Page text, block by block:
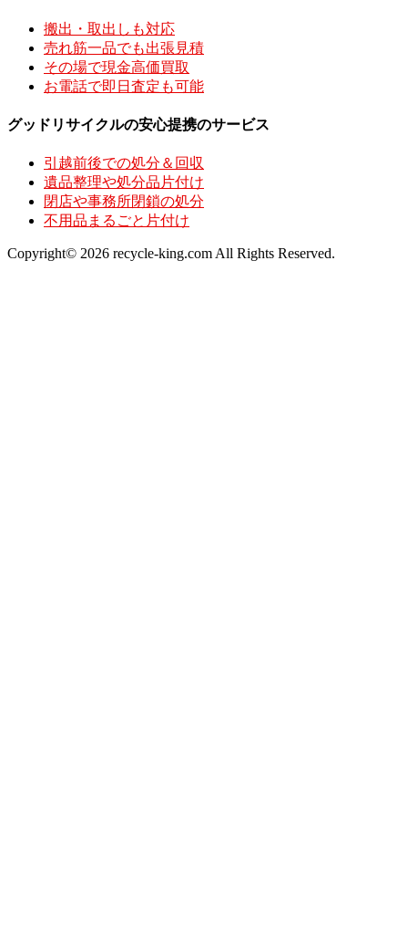
搬出・取出しも対応
売れ筋一品でも出張見積
その場で現金高価買取
お電話で即日査定も可能
グッドリサイクルの安心提携のサービス
引越前後での処分＆回収
遺品整理や処分品片付け
閉店や事務所閉鎖の処分
不用品まるごと片付け
Copyright© 2026 recycle-king.com All Rights Reserved.